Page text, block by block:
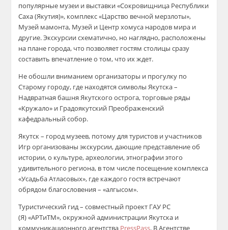
популярные музеи и выставки «Сокровищница Республики
Саха (Якутия)», комплекс «Царство вечной мерзлоты»,
Музей мамонта, Музей и Центр хомуса народов мира и
другие. Экскурсии схематично, но наглядно, расположены
на плане города, что позволяет гостям столицы сразу
составить впечатление о том, что их ждет.
Не обошли вниманием организаторы и прогулку по
Старому городу, где находятся символы Якутска –
Надвратная башня Якутского острога, торговые ряды
«Кружало» и Градоякутский Преображенский
кафедральный собор.
Якутск – город музеев, потому для туристов и участников
Игр организованы экскурсии, дающие представление об
истории, о культуре, археологии, этнографии этого
удивительного региона, в том числе посещение комплекса
«Усадьба Атласовых», где каждого гостя встречают
обрядом благословения – «алгысом».
Туристический гид – совместный проект ГАУ РС
(Я) «АРТиТМ», окружной администрации Якутска и
коммуникационного агентства PressPass. В Агентстве